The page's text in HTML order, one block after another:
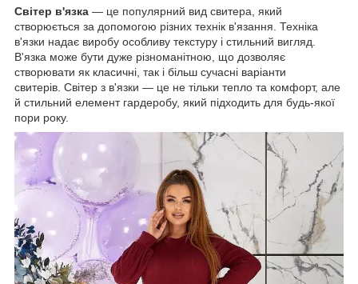
Світер в'язка — це популярний вид свитера, який
створюється за допомогою різних технік в'язання. Техніка
в'язки надає виробу особливу текстуру і стильний вигляд.
В'язка може бути дуже різноманітною, що дозволяє
створювати як класичні, так і більш сучасні варіанти
свитерів. Світер з в'язки — це не тільки тепло та комфорт, але
й стильний елемент гардеробу, який підходить для будь-якої
пори року.